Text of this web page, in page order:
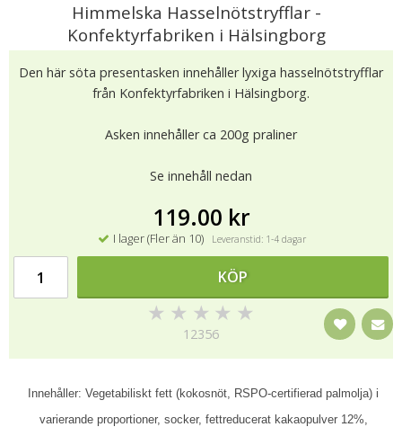
Himmelska Hasselnötstryfflar -
Konfektyrfabriken i Hälsingborg
Den här söta presentasken innehåller lyxiga hasselnötstryfflar
från Konfektyrfabriken i Hälsingborg.
Asken innehåller ca 200g praliner
Se innehåll nedan
119.00 kr
I lager (Fler än 10) Leveranstid: 1-4 dagar
KÖP
★ ★ ★ ★ ★
12356
Innehåller: Vegetabiliskt fett (kokosnöt, RSPO-certifierad palmolja) i
varierande proportioner, socker, fettreducerat kakaopulver 12%,